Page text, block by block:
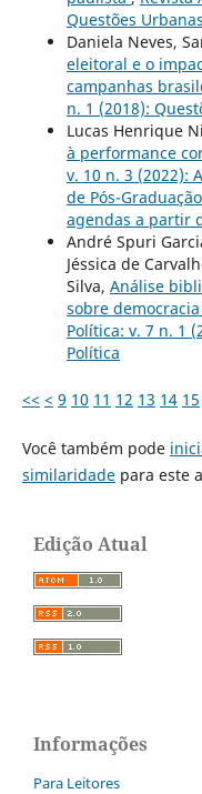
Questões
Daniela Neves,
eleitoral e o
campanhas
n. 1 (2018):
Lucas Henrique
à performance
v. 10 n. 3 (2022):
de Pós-
agendas a partir
André Spuri
Jéssica de
Silva, Análise
sobre
Política: v. 7 n. 1
Política
<< < 9 10 11 12 13 14 15
Você também pode
similaridadepara este
Edição Atual
Informações
Para Leitores